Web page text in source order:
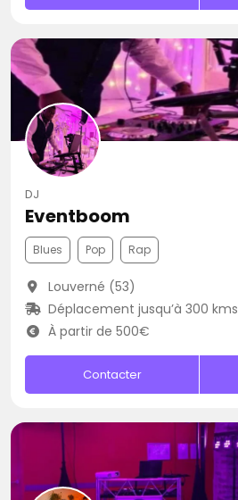
DJ
Eventboom
Blues Pop Rap
Louverné (53)
Déplacement jusqu’à 300 kms
À partir de 500€
Contacter